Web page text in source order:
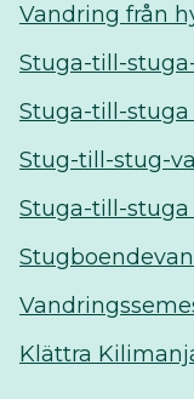
Vandring från
Stuga-till-
Stuga-till-
Stug-till-stug-
Stuga-till-
Klättra